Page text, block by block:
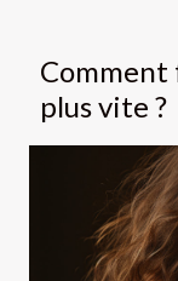
Comment
plus vite ?